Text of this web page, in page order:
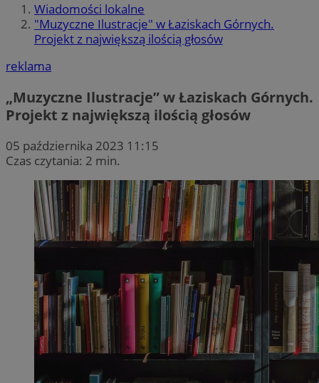
Wiadomości lokalne
"Muzyczne Ilustracje" w Łaziskach Górnych.
Projekt z największą ilością głosów
reklama
„Muzyczne Ilustracje” w Łaziskach Górnych.
Projekt z największą ilością głosów
05 października 2023 11:15
Czas czytania: 2 min.